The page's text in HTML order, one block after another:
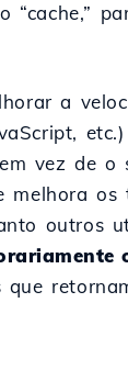
a
vez de o
melhora os
outros